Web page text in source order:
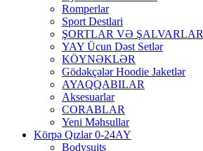
Romperlar
Sport Destlari
ŞORTLAR VƏ ŞALVARLAR
YAY Ücun Dəst Setlər
KÖYNƏKLƏR
Gödəkçələr Hoodie Jaketlər
AYAQQABILAR
Aksesuarlar
CORABLAR
Yeni Məhsullar
Körpə Qızlar 0-24AY
Bodysuits